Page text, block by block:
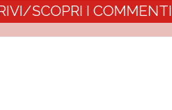
SCOPRI I COMMENTI